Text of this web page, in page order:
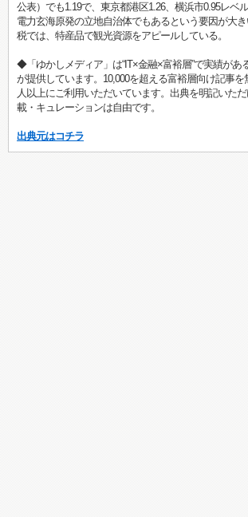
公表）でも1.19で、東京都港区1.26、横浜市0.95レベ
電力玄海原発の立地自治体でもあるという要因が大
税では、特産品で観光資源をアピールしている。
◆「ゆかしメディア」は“IT×金融×富裕層”で実績があ
が提供しています。10,000を超える富裕層向け記事
人以上にご利用いただいています。出典を明記いた
載・キュレーションは自由です。
出典元はコチラ